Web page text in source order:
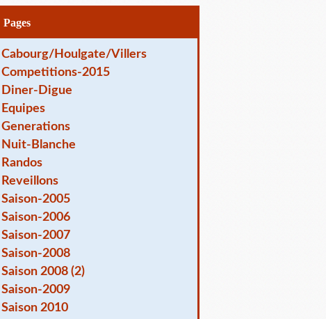
i
Pages
Cabourg/Houlgate/Villers
Competitions-2015
Diner-Digue
Equipes
Generations
Nuit-Blanche
Randos
Reveillons
Saison-2005
Saison-2006
Saison-2007
Saison-2008
Saison 2008 (2)
Saison-2009
Saison 2010